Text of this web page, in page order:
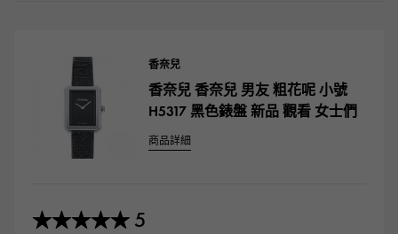
香奈兒
香奈兒 香奈兒 男友 粗花呢 小號
H5317 黑色錶盤 新品 觀看 女士們
商品詳細
★★★★★ 5